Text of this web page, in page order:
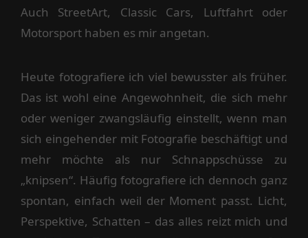
Auch StreetArt, Classic Cars, Luftfahrt oder
Motorsport haben es mir angetan.
Heute fotografiere ich viel bewusster als früher.
Das ist wohl eine Angewohnheit, die sich mehr
oder weniger zwangsläufig einstellt, wenn man
sich eingehender mit Fotografie beschäftigt und
mehr möchte als nur Schnappschüsse zu
„knipsen“. Häufig fotografiere ich dennoch ganz
spontan, einfach weil der Moment passt. Licht,
Perspektive, Schatten – das alles reizt mich und